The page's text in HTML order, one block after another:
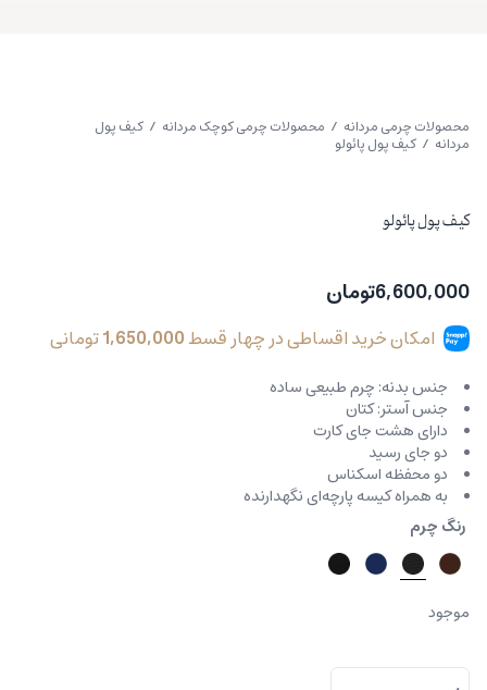
محصولات چرمی مردانه / محصولات چرمی کوچک مردانه / کیف پول
مردانه / کیف پول پائولو
کیف پول پائولو
6,600,000تومان
امکان خرید اقساطی در چهار قسط1,650,000تومانی
جنس بدنه: چرم طبیعی ساده
جنس آستر: کتان
دارای هشت جای کارت
دو جای رسید
دو محفظه اسکناس
به همراه کیسه پارچه‌ای نگهدارنده
رنگ چرم
موجود
کیف